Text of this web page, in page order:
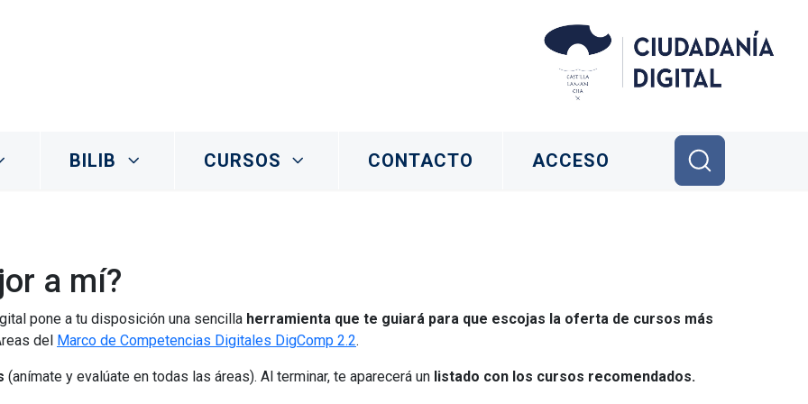
BILIB CURSOS CONTACTO ACCESO
a mí?
pone a tu disposición una sencilla herramienta que te guiará para que escojas la oferta de cursos más
del Marco de Competencias Digitales DigComp 2.2.
(anímate y evalúate en todas las áreas). Al terminar, te aparecerá un listado con los cursos recomendados.